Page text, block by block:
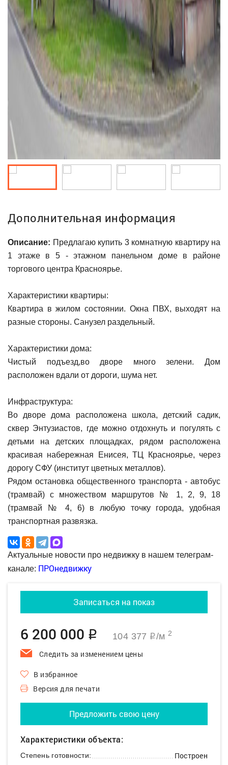
Дополнительная информация
Описание: Предлагаю купить 3 комнатную квартиру на
1 этаже в 5 - этажном панельном доме в районе
торгового центра Красноярье.
Характеристики квартиры:
Квартира в жилом состоянии. Окна ПВХ, выходят на
разные стороны. Санузел раздельный.
Характеристики дома:
Чистый подъезд,во дворе много зелени. Дом
расположен вдали от дороги, шума нет.
Инфраструктура:
Во дворе дома расположена школа, детский садик,
сквер Энтузиастов, где можно отдохнуть и погулять с
детьми на детских площадках, рядом расположена
красивая набережная Енисея, ТЦ Красноярье, через
дорогу СФУ (институт цветных металлов).
Рядом остановка общественного транспорта - автобус
(трамвай) с множеством маршрутов № 1, 2, 9, 18
(трамвай № 4, 6) в любую точку города, удобная
транспортная развязка.
Актуальные новости про недвижку в нашем телеграм-
канале: ПРОнедвижку
Записаться на показ
6 200 000 q 104 377 q/м 2
Следить за изменением цены
В избранное
Версия для печати
Предложить свою цену
Характеристики объекта:
Степень готовности: Построен